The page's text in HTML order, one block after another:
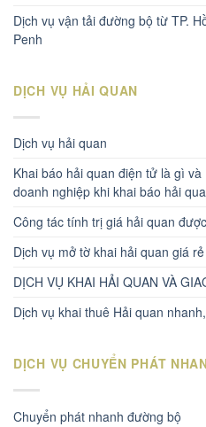
Dịch vụ vận tải đường bộ từ TP.
Penh
DỊCH VỤ HẢI QUAN
Dịch vụ hải quan
Khai báo hải quan điện tử là gì
doanh nghiệp khi khai báo hải
Công tác tính trị giá hải quan
Dịch vụ mở tờ khai hải quan giá
DỊCH VỤ KHAI HẢI QUAN VÀ
Dịch vụ khai thuê Hải quan
DỊCH VỤ CHUYỂN PHÁT
Chuyển phát nhanh đường bộ